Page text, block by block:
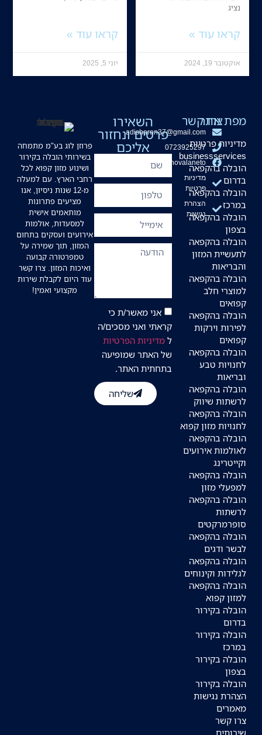
נציג
קראו עוד »
אוקטובר 19, 2024
קראו עוד »
יוני 5, 2025
פרוזן לוג בע"מ מתמחה
בשירותי הובלה בקירור
ושינוע מזון קפוא לכל
רחבי הארץ. עם למעלה
מ-12 שנות ניסיון, אנו
מציעים פתרונות
מותאמים אישית
למסעדות, אולמות
אירועים ועסקים בתחום
המזון, תוך שמירה על
טמפרטורה קבועה
ואיכות המזון. צרו קשר
עוד היום לקבלת שירות
מקצועי ואמין!
מפת אתר
מדיניות פרטיות
businessservices
הובלה בהקפאה
בדרום
הובלה בהקפאה
במרכז
הובלה בהקפאה
בצפון
הובלה בהקפאה
לתעשיית המזון
והבריאות
הובלה בהקפאה
למוצרי חלב
קפואים
הובלה בהקפאה
לפירות וירקות
קפואים
הובלה בהקפאה
לחנויות טבע
ובריאות
הובלה בהקפאה
לרשתות שיווק
הובלה בהקפאה
לחנויות מזון קפוא
הובלה בהקפאה
לאולמות אירועים
וקייטרינג
הובלה בהקפאה
למפעלי מזון
הובלה בהקפאה
לרשתות
סופרמרקטים
הובלה בהקפאה
לבשר ודגים
הובלה בהקפאה
לגלידות וקינוחים
הובלה בהקפאה
למזון קפוא
הובלה בקירור
בדרום
הובלה בקירור
במרכז
הובלה בקירור
בצפון
הובלה בקירור
הצהרת נגישות
מאמרים
צרו קשר
שירותים
צרו קשר
adisharon37@gmail.com
0723925297
hovalaneto
מדיניות
פרטיות
הצהרת
נגישות
השאירו
פרטים ונחזור
אליכם
אני מאשר/ת כי
קראתי ואני מסכים/ה
ל מדיניות הפרטיות
של האתר שמופיעה
בתחתית האתר.
שליחה